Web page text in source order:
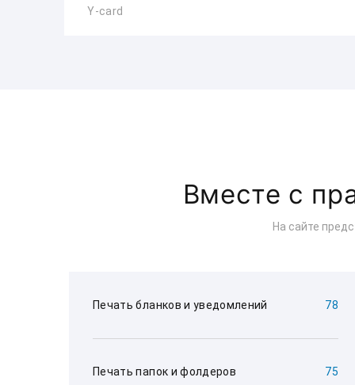
Вместе с
На сайте
Печать бланков и уведомлений 78
Печать папок и фолдеров 75